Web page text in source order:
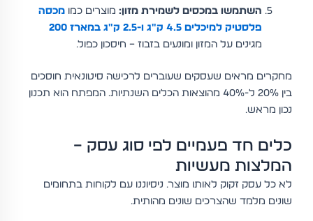
השתמשו במכסים לשמירת מזון: מוצרים כמומכסה
פלסטיק למיכלים 4.5 ק"ג ו-2.5 ק"ג במארז 200
מגינים על המזון ומונעים בזבוז – חיסכון כפול.
מחקרים מראים שעסקים שעוברים לרכישה סיטונאית חוסכים
בין 20% ל-40% מהוצאות הכלים השנתיות. המפתח הוא תכנון
נכון מראש.
כלים חד פעמיים לפי סוג עסק –
המלצות מעשיות
לא כל עסק זקוק לאותו מוצר. ניסיוננו עם לקוחות בתחומים
שונים מלמד שהצרכים שונים מהותית.